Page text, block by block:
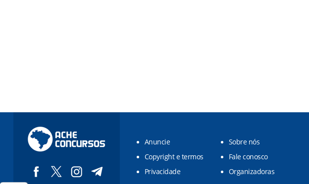
Anuncie
Sobre nós
Copyright e termos
Fale conosco
Privacidade
Organizadoras